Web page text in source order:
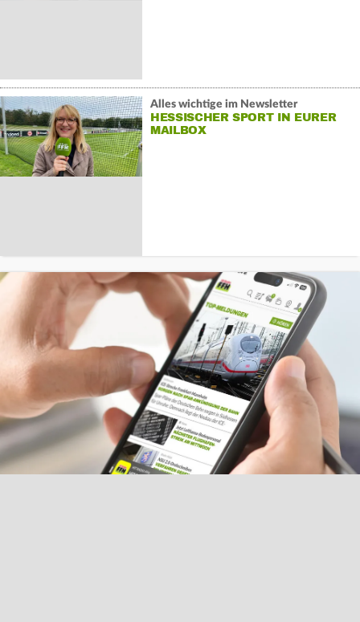
Alles wichtige im Newsletter
HESSISCHER SPORT IN EURER
MAILBOX